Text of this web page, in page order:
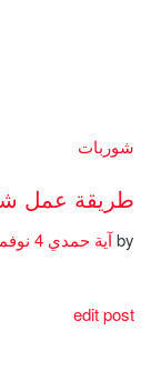
شوربات
طريقة عمل
byآية حمدي
edit post